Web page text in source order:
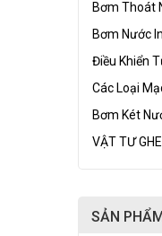
Bơm Thoát
Bơm Nước
Điều Khiển
Các Loại
Bơm Két
VẬT TƯ
SẢN